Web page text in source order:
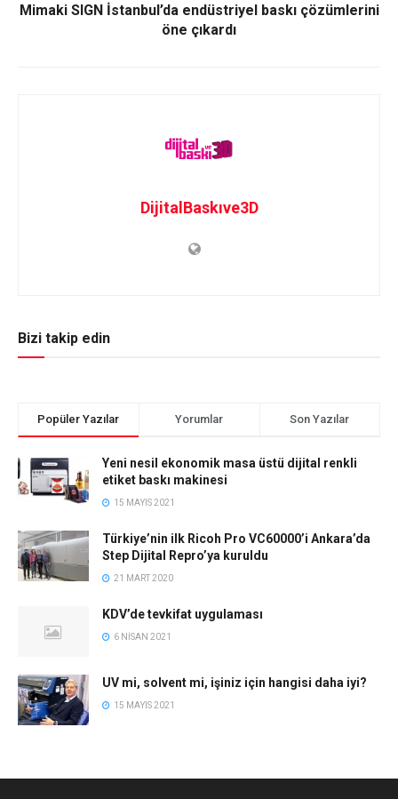
Mimaki SIGN İstanbul’da endüstriyel baskı çözümlerini
öne çıkardı
DijitalBaskıve3D
Bizi takip edin
Popüler Yazılar Yorumlar Son Yazılar
Yeni nesil ekonomik masa üstü dijital renkli
etiket baskı makinesi
15 MAYIS 2021
Türkiye’nin ilk Ricoh Pro VC60000’i Ankara’da
Step Dijital Repro’ya kuruldu
21 MART 2020
KDV’de tevkifat uygulaması
6 NISAN 2021
UV mi, solvent mi, işiniz için hangisi daha iyi?
15 MAYIS 2021